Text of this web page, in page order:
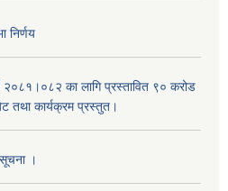
निर्णय
२०८१।०८२ का लागि प्रस्तावित ९० करोड
तथा कार्यक्रम प्रस्तुत।
सूचना ।